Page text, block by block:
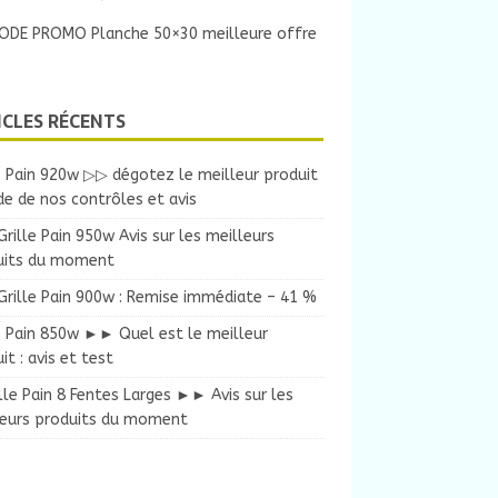
PROMO Planche 50×30 meilleure offre
RÉCENTS
Pain 920w ▷▷ dégotez le meilleur produit
de nos contrôles et avis
Pain 950w Avis sur les meilleurs
du moment
Pain 900w : Remise immédiate – 41 %
Pain 850w ►► Quel est le meilleur
: avis et test
Pain 8 Fentes Larges ►► Avis sur les
produits du moment